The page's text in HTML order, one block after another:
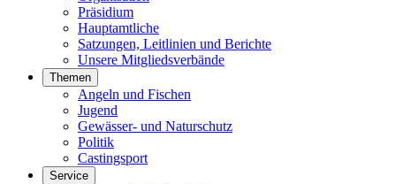
Präsidium
Hauptamtliche
Satzungen, Leitlinien und Berichte
Unsere Mitgliedsverbände
Themen
Angeln und Fischen
Jugend
Gewässer- und Naturschutz
Politik
Castingsport
Service